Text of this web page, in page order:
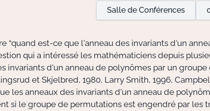
Salle de Conférences
“quand est-ce que l'anneau des invariants d'un
qui a intéressé les mathématiciens depuis
invariants d'un anneau de polynômes par un
et Skjelbred, 1980, Larry Smith, 1996,
les anneaux des invariants d'un anneau de
si le groupe de permutations est engendré par les